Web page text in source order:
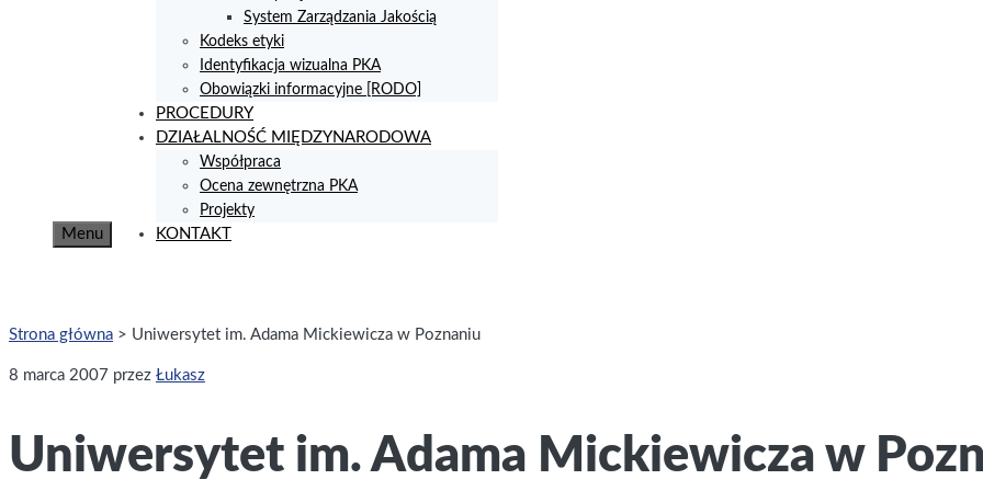
Menu
System Zarządzania Jakością
Kodeks etyki
Identyfikacja wizualna PKA
Obowiązki informacyjne [RODO]
PROCEDURY
DZIAŁALNOŚĆ MIĘDZYNARODOWA
Współpraca
Ocena zewnętrzna PKA
Projekty
KONTAKT
Strona główna > Uniwersytet im. Adama Mickiewicza w Poznaniu
8 marca 2007 przez Łukasz
Uniwersytet im. Adama Mickiewicza w